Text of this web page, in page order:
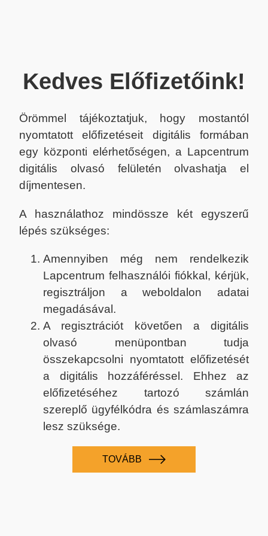
Kedves Előfizetőink!
Örömmel tájékoztatjuk, hogy mostantól
nyomtatott előfizetéseit digitális formában
egy központi elérhetőségen, a Lapcentrum
digitális olvasó felületén olvashatja el
díjmentesen.
A használathoz mindössze két egyszerű
lépés szükséges:
Amennyiben még nem rendelkezik
Lapcentrum felhasználói fiókkal, kérjük,
regisztráljon a weboldalon adatai
megadásával.
A regisztrációt követően a digitális
olvasó menüpontban tudja
összekapcsolni nyomtatott előfizetését
a digitális hozzáféréssel. Ehhez az
előfizetéséhez tartozó számlán
szereplő ügyfélkódra és számlaszámra
lesz szüksége.
TOVÁBB